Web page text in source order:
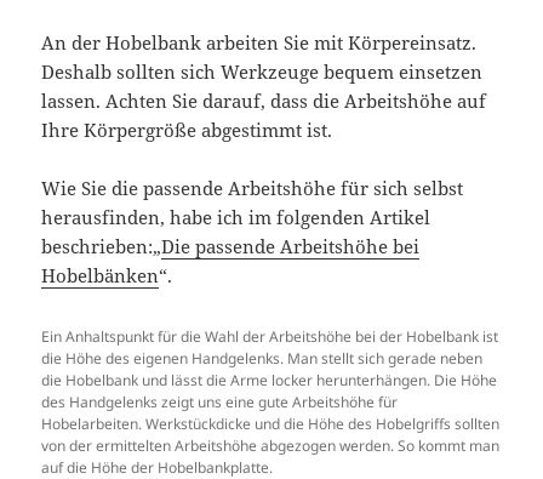
An der Hobelbank arbeiten Sie mit Körpereinsatz.
Deshalb sollten sich Werkzeuge bequem einsetzen
lassen. Achten Sie darauf, dass die Arbeitshöhe auf
Ihre Körpergröße abgestimmt ist.
Wie Sie die passende Arbeitshöhe für sich selbst
herausfinden, habe ich im folgenden Artikel
beschrieben:„Die passende Arbeitshöhe bei
Hobelbänken“.
Ein Anhaltspunkt für die Wahl der Arbeitshöhe bei der Hobelbank ist
die Höhe des eigenen Handgelenks. Man stellt sich gerade neben
die Hobelbank und lässt die Arme locker herunterhängen. Die Höhe
des Handgelenks zeigt uns eine gute Arbeitshöhe für
Hobelarbeiten. Werkstückdicke und die Höhe des Hobelgriffs sollten
von der ermittelten Arbeitshöhe abgezogen werden. So kommt man
auf die Höhe der Hobelbankplatte.